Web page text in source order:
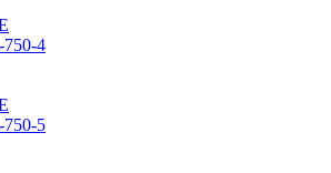
4
5